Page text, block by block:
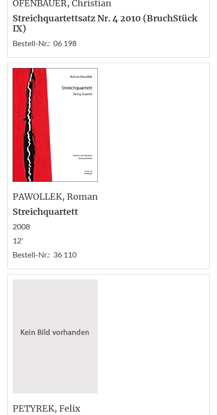
OFENBAUER, Christian
Streichquartettsatz Nr. 4 2010 (BruchStück
IX)
Bestell-Nr.: 06 198
PAWOLLEK, Roman
Streichquartett
2008
12'
Bestell-Nr.: 36 110
PETYREK, Felix